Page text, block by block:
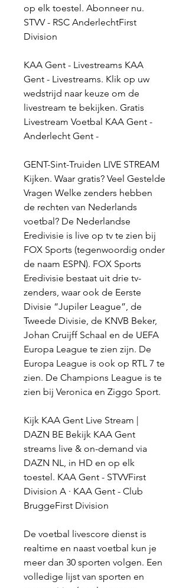
op elk toestel. Abonneer nu.
STVV - RSC AnderlechtFirst
Division
KAA Gent - Livestreams KAA
Gent - Livestreams. Klik op uw
wedstrijd naar keuze om de
livestream te bekijken. Gratis
Livestream Voetbal KAA Gent -
Anderlecht Gent -
GENT-Sint-Truiden LIVE STREAM
Kijken. Waar gratis? Veel Gestelde
Vragen Welke zenders hebben
de rechten van Nederlands
voetbal? De Nederlandse
Eredivisie is live op tv te zien bij
FOX Sports (tegenwoordig onder
de naam ESPN). FOX Sports
Eredivisie bestaat uit drie tv-
zenders, waar ook de Eerste
Divisie “Jupiler League”, de
Tweede Divisie, de KNVB Beker,
Johan Cruijff Schaal en de UEFA
Europa League te zien zijn. De
Europa League is ook op RTL 7 te
zien. De Champions League is te
zien bij Veronica en Ziggo Sport.
Kijk KAA Gent Live Stream |
DAZN BE Bekijk KAA Gent
streams live & on-demand via
DAZN NL, in HD en op elk
toestel. KAA Gent - STVVFirst
Division A · KAA Gent - Club
BruggeFirst Division
De voetbal livescore dienst is
realtime en naast voetbal kun je
meer dan 30 sporten volgen. Een
volledige lijst van sporten en